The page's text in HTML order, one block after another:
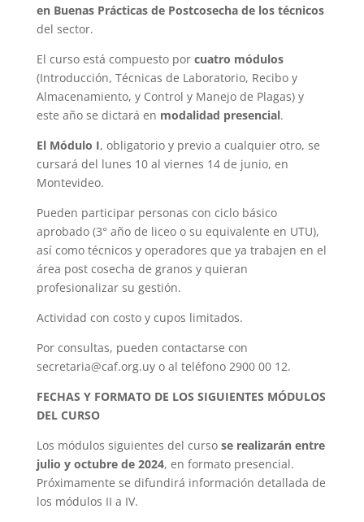
en Buenas Prácticas de Postcosecha de los técnicos
del sector.
El curso está compuesto por cuatro módulos
(Introducción, Técnicas de Laboratorio, Recibo y
Almacenamiento, y Control y Manejo de Plagas) y
este año se dictará en modalidad presencial.
El Módulo I, obligatorio y previo a cualquier otro, se
cursará del lunes 10 al viernes 14 de junio, en
Montevideo.
Pueden participar personas con ciclo básico
aprobado (3° año de liceo o su equivalente en UTU),
así como técnicos y operadores que ya trabajen en el
área post cosecha de granos y quieran
profesionalizar su gestión.
Actividad con costo y cupos limitados.
Por consultas, pueden contactarse con
secretaria@caf.org.uy o al teléfono 2900 00 12.
FECHAS Y FORMATO DE LOS SIGUIENTES MÓDULOS
DEL CURSO
Los módulos siguientes del curso se realizarán entre
julio y octubre de 2024, en formato presencial.
Próximamente se difundirá información detallada de
los módulos II a IV.